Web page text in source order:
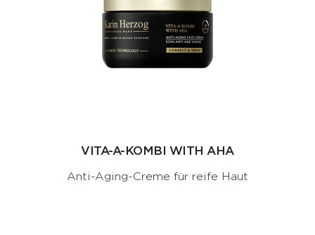
VITA-A-KOMBI WITH AHA
Anti-Aging-Creme für reife Haut